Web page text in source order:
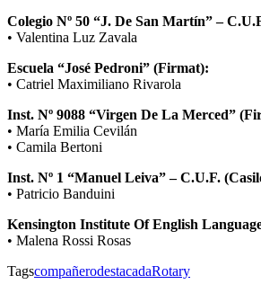
Colegio Nº 50 “J. De San Martín” –
• Valentina Luz Zavala
Escuela “José Pedroni” (Firmat):
• Catriel Maximiliano Rivarola
Inst. Nº 9088 “Virgen De La Merced”
• María Emilia Cevilán
• Camila Bertoni
Inst. Nº 1 “Manuel Leiva” – C.U.F.
• Patricio Banduini
Kensington Institute Of English
• Malena Rossi Rosas
TagscompañerodestacadaRotary